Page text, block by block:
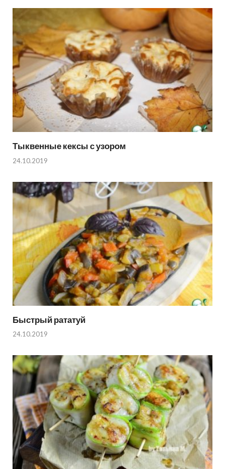
Тыквенные кексы с узором
24.10.2019
Быстрый рататуй
24.10.2019